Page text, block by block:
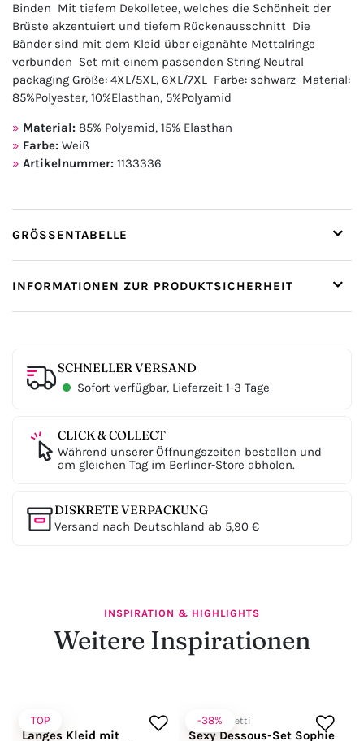
Binden Mit tiefem Dekolletee, welches die Schönheit der
Brüste akzentuiert und tiefem Rückenausschnitt Die
Bänder sind mit dem Kleid über eigenähte Mettalringe
verbunden Set mit einem passenden String Neutral
packaging Größe: 4XL/5XL, 6XL/7XL Farbe: schwarz Material:
85%Polyester, 10%Elasthan, 5%Polyamid
Material: 85% Polyamid, 15% Elasthan
Farbe: Weiß
Artikelnummer: 1133336
GRÖSSENTABELLE
INFORMATIONEN ZUR PRODUKTSICHERHEIT
SCHNELLER VERSAND
Sofort verfügbar, Lieferzeit 1-3 Tage
CLICK & COLLECT
Während unserer Öffnungszeiten bestellen und
am gleichen Tag im Berliner-Store abholen.
DISKRETE VERPACKUNG
Versand nach Deutschland ab 5,90 €
INSPIRATION & HIGHLIGHTS
Weitere Inspirationen
TOP
Chilirose
Langes Kleid mit
-38%
LivCo Corsetti
Sexy Dessous-Set Sophie